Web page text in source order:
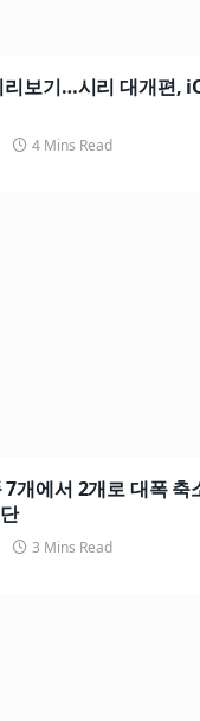
리보기…시리 대개편,
4 Mins Read
7개에서 2개로 대폭
3 Mins Read